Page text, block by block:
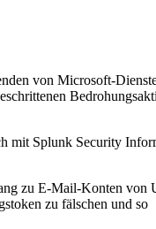
von Microsoft-
mit Splunk Security
zu E-Mail-Konten von
zu fälschen und so